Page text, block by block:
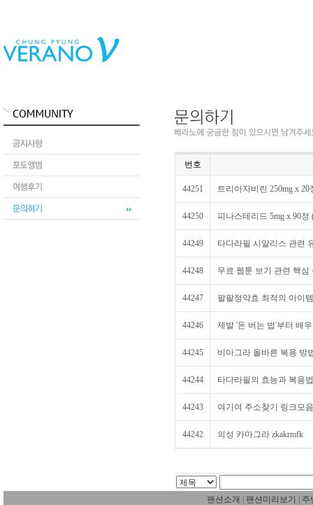
번호
44251 트리아자비린 250mg x
44250 피나스테리드 5mg x 90
44249 타다라필 시알리스 관련
44248 무료 웹툰 보기 관련 핵심
44247 팔팔정약효 최적의 아이
44246 제발 '돈 버는 법'부터 배
44245 비아그라 올바른 복용 방
44244 타다라필의 효능과 복용
44243 여기여 주소찾기 링크모
44242 의성 카마그라 zkakrmfk
팬션소개 팬션미리보기 주